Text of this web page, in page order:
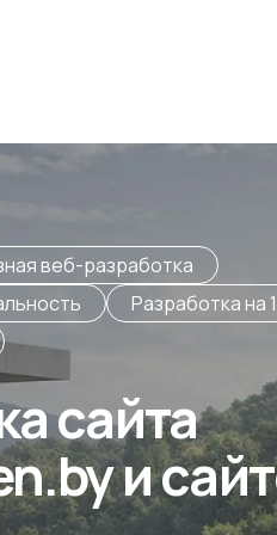
веб-разработка
Разработка на
сайта
и